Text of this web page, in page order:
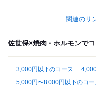
関連のリ
佐世保×焼肉・ホルモンで
3,000円以下のコース
5,000円〜8,000円以下のコー